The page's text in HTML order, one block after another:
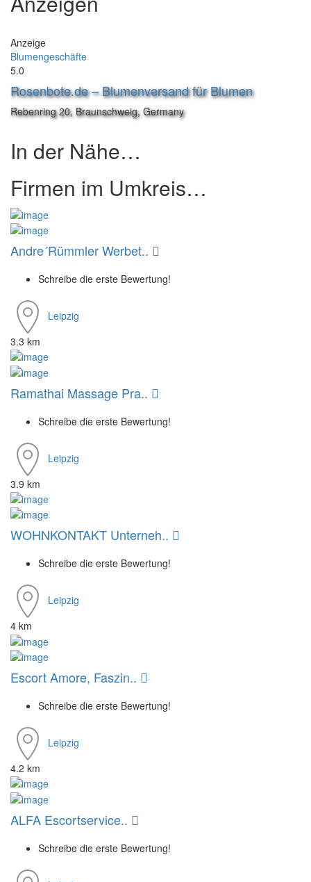
Anzeige
Blumengeschäfte
5.0
Rosenbote.de – Blumenversand für Blumen
Rebenring 20, Braunschweig, Germany
In der Nähe…
Firmen im Umkreis…
Andre´Rümmler Werbet..
Schreibe die erste Bewertung!
Leipzig
3.3 km
Ramathai Massage Pra..
Schreibe die erste Bewertung!
Leipzig
3.9 km
WOHNKONTAKT Unterneh..
Schreibe die erste Bewertung!
Leipzig
4 km
Escort Amore, Faszin..
Schreibe die erste Bewertung!
Leipzig
4.2 km
ALFA Escortservice..
Schreibe die erste Bewertung!